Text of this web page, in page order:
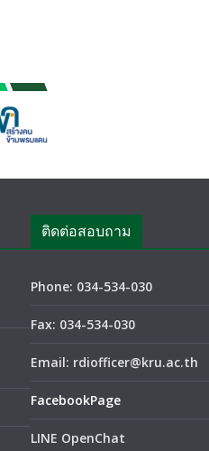
ติดต่อสอบถาม
Phone: 034-534-030
Fax: 034-534-030
Email: rdiofficer@kru.ac.th
FacebookPage
LINE OpenChat